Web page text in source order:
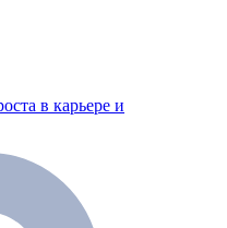
в карьере и